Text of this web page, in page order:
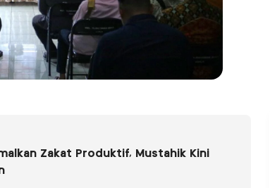
Zakat Produktif, Mustahik Kini